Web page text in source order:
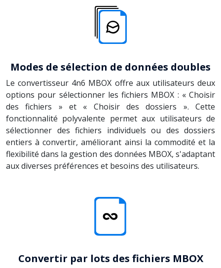
Modes de sélection de données doubles
Le convertisseur 4n6 MBOX offre aux utilisateurs deux
options pour sélectionner les fichiers MBOX : « Choisir
des fichiers » et « Choisir des dossiers ». Cette
fonctionnalité polyvalente permet aux utilisateurs de
sélectionner des fichiers individuels ou des dossiers
entiers à convertir, améliorant ainsi la commodité et la
flexibilité dans la gestion des données MBOX, s'adaptant
aux diverses préférences et besoins des utilisateurs.
Convertir par lots des fichiers MBOX